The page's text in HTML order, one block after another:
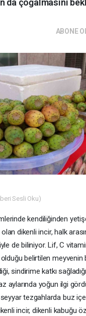
da çoğalmasını
ABONE
Sesli Oku)
kendiliğinden
dikenli incir, halk
de biliniyor. Lif, C
belirtilen meyvenin
sindirime katkı
aylarında yoğun ilgi
tezgahlarda buz
incir, dikenli kabuğu